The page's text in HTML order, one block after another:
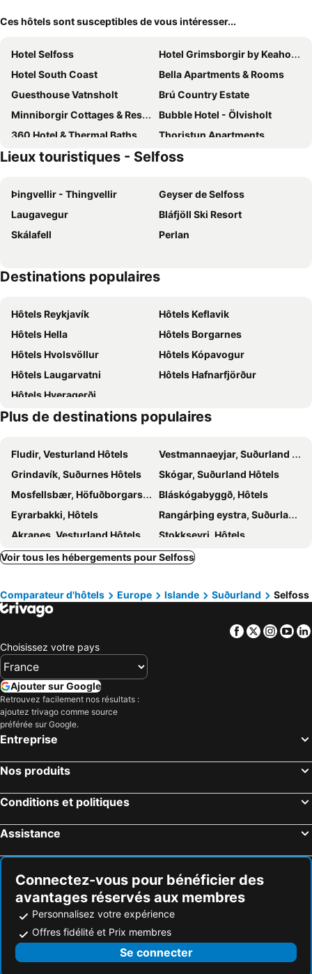
Ces hôtels sont susceptibles de vous intéresser...
Hotel Selfoss
Hotel Grimsborgir by Keahotels
Hotel South Coast
Bella Apartments & Rooms
Guesthouse Vatnsholt
Brú Country Estate
Minniborgir Cottages & Restaurant
Bubble Hotel - Ölvisholt
360 Hotel & Thermal Baths
Thoristun Apartments
Asahraun
Hotel Vos
Ármót Guesthouse
Freya Farm
Highland Base Kerlingarfjöll
Torfhús Retreat
Aska Selfoss
Hengill
Stryta Guesthouse
Hótel Eldhestar
Hotel Ork
Frost and Fire Hotel
Black Sand Hotel
Black Sand Hotel
Hotel Kvika
Egilsstaðir Guesthouse
Camp Boutique
Lieux touristiques - Selfoss
Þingvellir - Thingvellir
Geyser de Selfoss
Laugavegur
Bláfjöll Ski Resort
Skálafell
Perlan
Destinations populaires
Hôtels Reykjavík
Hôtels Keflavik
Hôtels Hella
Hôtels Borgarnes
Hôtels Hvolsvöllur
Hôtels Kópavogur
Hôtels Laugarvatni
Hôtels Hafnarfjörður
Hôtels Hveragerði
Plus de destinations populaires
Fludir, Vesturland Hôtels
Vestmannaeyjar, Suðurland Hôtels
Grindavík, Suðurnes Hôtels
Skógar, Suðurland Hôtels
Mosfellsbær, Höfuðborgarsvæði Hôtels
Bláskógabyggð, Hôtels
Eyrarbakki, Hôtels
Rangárþing eystra, Suðurland Hôtels
Akranes, Vesturland Hôtels
Stokkseyri, Hôtels
Vogar, Suðurnes Hôtels
Þorlákshöfn, Hôtels
Hella, Suðurland Hôtels
Vik, Hôtels
Hvolsvöllur, Hôtels
Reykjavík, Höfuðborgarsvæði Hôtels
Akureyri, Norðurland eystra Hôtels
Keflavik, Suðurnes Hôtels
Borgarnes, Vesturland Hôtels
Voir tous les hébergements pour Selfoss
Comparateur d'hôtels Europe Islande Suðurland Selfoss
Facebook
Twitter
Choisissez votre pays
Ajouter sur Google
Retrouvez facilement nos résultats :
ajoutez trivago comme source
préférée sur Google.
Entreprise
Nos produits
Conditions et politiques
Assistance
Connectez-vous pour bénéficier des
avantages réservés aux membres
Personnalisez votre expérience
Offres fidélité et Prix membres
Se connecter